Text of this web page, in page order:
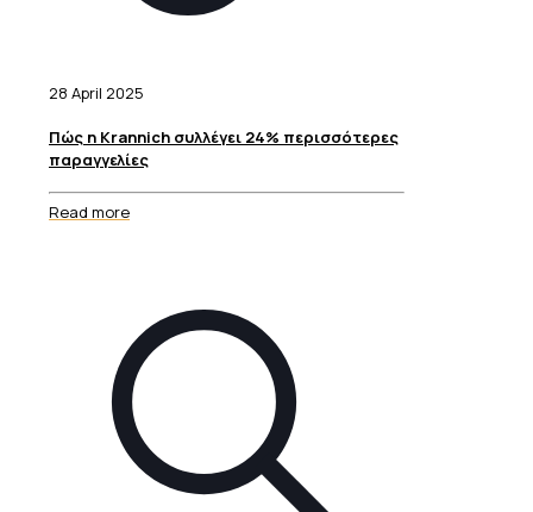
28 April 2025
Πώς η Krannich συλλέγει 24% περισσότερες
παραγγελίες
Read more